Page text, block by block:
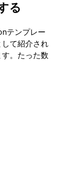
る
テンプレー
て紹介され
。たった数